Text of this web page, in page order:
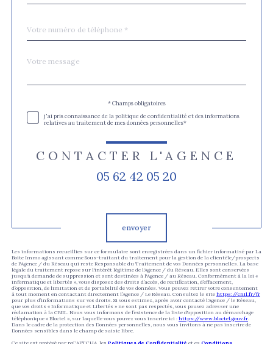
*
Fieldset
Message
*
* Champs obligatoires
j'ai pris connaissance de la politique de confidentialité et des informations
relatives au traitement de mes données personnelles*
CONTACTER L'AGENCE
05 62 42 05 20
envoyer
Les informations recueillies sur ce formulaire sont enregistrées dans un fichier informatisé par La
Boite Immo agissant comme Sous-traitant du traitement pour la gestion de la clientèle/prospects
de l'Agence / du Réseau qui reste Responsable du Traitement de vos Données personnelles. La base
légale du traitement repose sur l'intérêt légitime de l'Agence / du Réseau. Elles sont conservées
jusqu'à demande de suppression et sont destinées à l'Agence / au Réseau. Conformément à la loi «
informatique et libertés », vous disposez des droits d’accès, de rectification, d’effacement,
d’opposition, de limitation et de portabilité de vos données. Vous pouvez retirer votre consentement
à tout moment en contactant directement l’Agence / Le Réseau. Consultez le site https://cnil.fr/fr
pour plus d’informations sur vos droits. Si vous estimez, après avoir contacté l'Agence / le Réseau,
que vos droits « Informatique et Libertés » ne sont pas respectés, vous pouvez adresser une
réclamation à la CNIL. Nous vous informons de l’existence de la liste d'opposition au démarchage
téléphonique « Bloctel », sur laquelle vous pouvez vous inscrire ici : https://www.bloctel.gouv.fr
Dans le cadre de la protection des Données personnelles, nous vous invitons à ne pas inscrire de
Données sensibles dans le champ de saisie libre.
Ce site est protégé par reCAPTCHA, les Politiques de Confidentialité et es Conditions